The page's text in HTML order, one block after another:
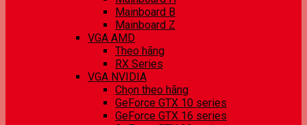
Mainboard B
Mainboard Z
VGA AMD
Theo hãng
RX Series
VGA NVIDIA
Chọn theo hãng
GeForce GTX 10 series
GeForce GTX 16 series